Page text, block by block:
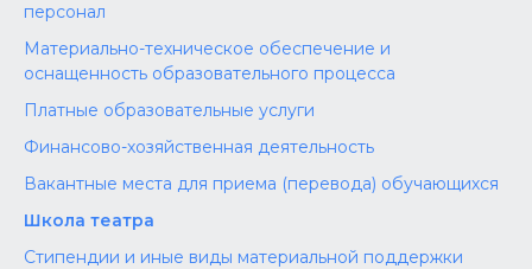
персонал
Материально-техническое обеспечение и
оснащенность образовательного процесса
Платные образовательные услуги
Финансово-хозяйственная деятельность
Вакантные места для приема (перевода) обучающихся
Школа театра
Стипендии и иные виды материальной поддержки